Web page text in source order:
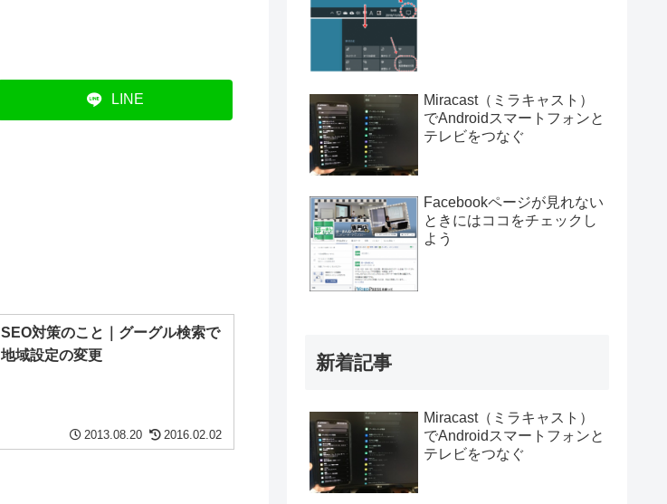
LINE
SEO対策のこと｜グーグル検索で
地域設定の変更
2013.08.20 2016.02.02
Miracast（ミラキャスト）
でAndroidスマートフォンと
テレビをつなぐ
Facebookページが見れない
ときにはココをチェックし
よう
新着記事
Miracast（ミラキャスト）
でAndroidスマートフォンと
テレビをつなぐ